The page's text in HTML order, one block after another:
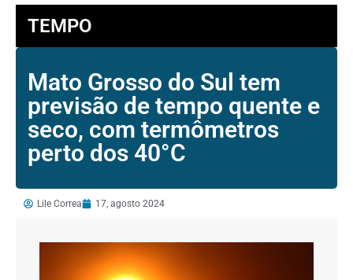
TEMPO
Mato Grosso do Sul tem
previsão de tempo quente e
seco, com termômetros
perto dos 40°C
Lile Correa 17, agosto 2024